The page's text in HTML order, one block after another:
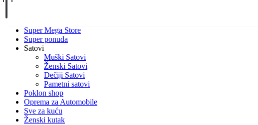
Super Mega Store
Super ponuda
Satovi
Muški Satovi
Ženski Satovi
Dečiji Satovi
Pametni satovi
Poklon shop
Oprema za Automobile
Sve za kuću
Ženski kutak